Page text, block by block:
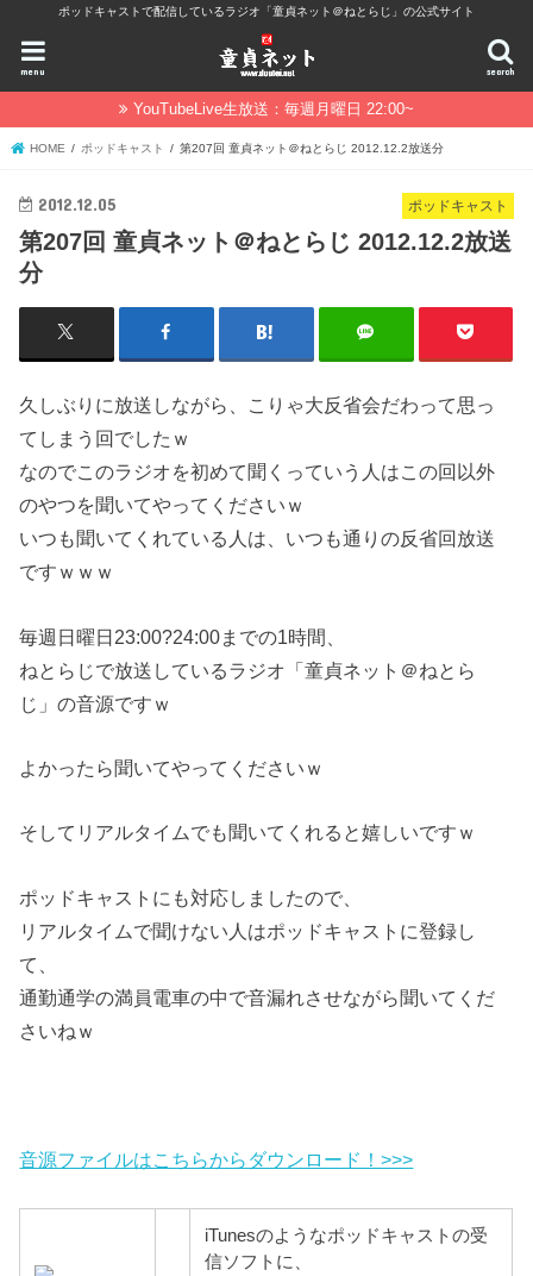
ポッドキャストで配信しているラジオ「童貞ネット＠ねとらじ」の公式サイト
search
menu
YouTubeLive生放送：毎週月曜日 22:00~
HOME ポッドキャスト 第207回 童貞ネット＠ねとらじ 2012.12.2放送分
ポッドキャスト
2012.12.05
第207回 童貞ネット＠ねとらじ 2012.12.2放送
分
久しぶりに放送しながら、こりゃ大反省会だわって思っ
てしまう回でしたｗ
なのでこのラジオを初めて聞くっていう人はこの回以外
のやつを聞いてやってくださいｗ
いつも聞いてくれている人は、いつも通りの反省回放送
ですｗｗｗ
毎週日曜日23:00?24:00までの1時間、
ねとらじで放送しているラジオ「童貞ネット＠ねとら
じ」の音源ですｗ
よかったら聞いてやってくださいｗ
そしてリアルタイムでも聞いてくれると嬉しいですｗ
ポッドキャストにも対応しましたので、
リアルタイムで聞けない人はポッドキャストに登録し
て、
通勤通学の満員電車の中で音漏れさせながら聞いてくだ
さいねｗ
音源ファイルはこちらからダウンロード！>>>
iTunesのようなポッドキャストの受
信ソフトに、